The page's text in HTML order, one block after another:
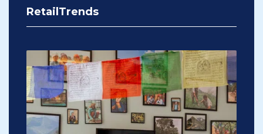
RetailTrends